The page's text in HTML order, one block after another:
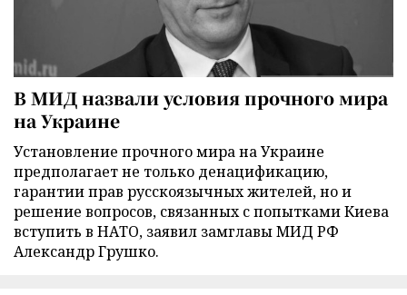
В МИД назвали условия прочного мира
на Украине
Установление прочного мира на Украине
предполагает не только денацификацию,
гарантии прав русскоязычных жителей, но и
решение вопросов, связанных с попытками Киева
вступить в НАТО, заявил замглавы МИД РФ
Александр Грушко.